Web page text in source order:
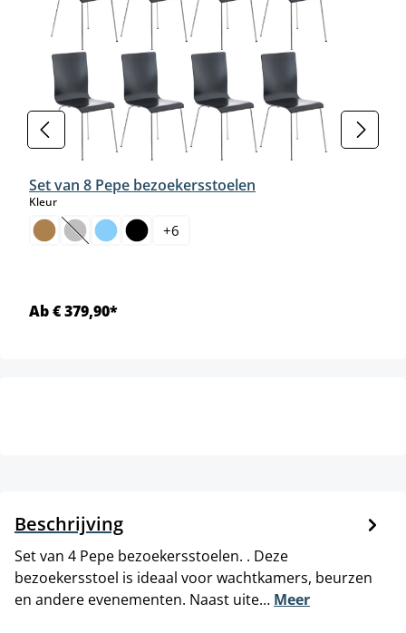
Set van 8 Pepe bezoekersstoelen
Kleurselect
(Deze optie is momenteel niet beschikbaar.)
+6
Ab € 379,90*
Beschrijving
Set van 4 Pepe bezoekersstoelen. . Deze
bezoekersstoel is ideaal voor wachtkamers, beurzen
en andere evenementen. Naast uite… Meer